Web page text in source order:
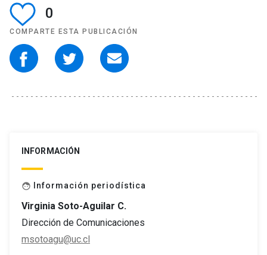
0
COMPARTE ESTA PUBLICACIÓN
INFORMACIÓN
face Información periodística
Virginia Soto-Aguilar C.
Dirección de Comunicaciones
msotoagu@uc.cl